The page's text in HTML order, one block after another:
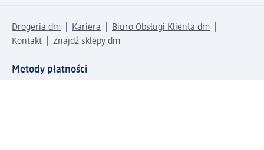
Drogeria dm Kariera
Biuro Obsługi Klienta dm
Kontakt
Znajdź sklepy dm
Metody płatności